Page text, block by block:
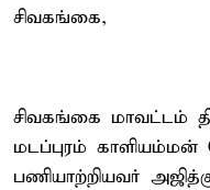
சிவகங்கை,
சிவகங்கை மாவட்டம்
மடப்புரம் காளியம்மன்
பணியாற்றியவர்